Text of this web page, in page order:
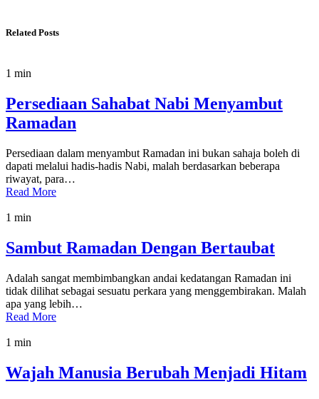
Related Posts
1 min
Persediaan Sahabat Nabi Menyambut
Ramadan
Persediaan dalam menyambut Ramadan ini bukan sahaja boleh di
dapati melalui hadis-hadis Nabi, malah berdasarkan beberapa
riwayat, para…
Read More
1 min
Sambut Ramadan Dengan Bertaubat
Adalah sangat membimbangkan andai kedatangan Ramadan ini
tidak dilihat sebagai sesuatu perkara yang menggembirakan. Malah
apa yang lebih…
Read More
1 min
Wajah Manusia Berubah Menjadi Hitam